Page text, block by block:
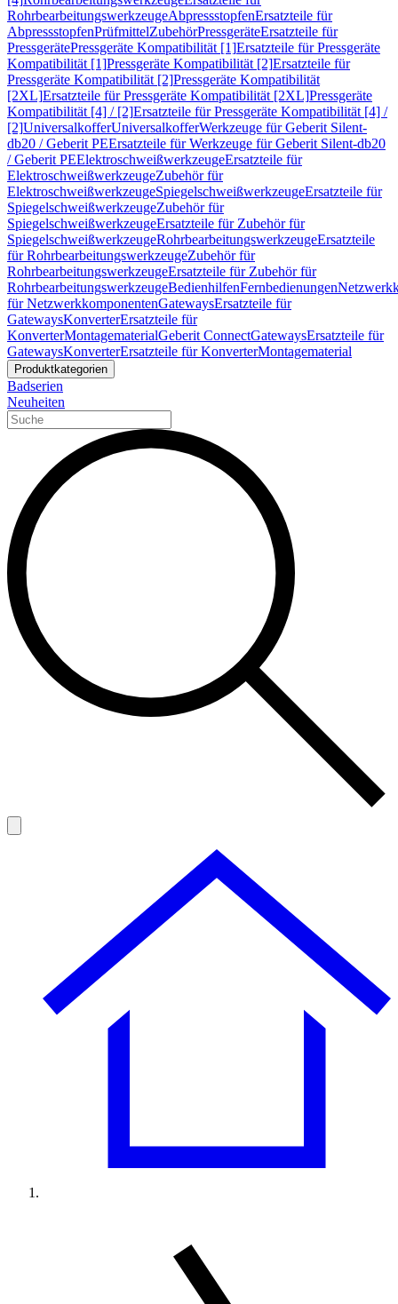
RohrbearbeitungswerkzeugeAbpressstopfenErsatzteile für
AbpressstopfenPrüfmittelZubehörPressgeräteErsatzteile für
PressgerätePressgeräte Kompatibilität [1]Ersatzteile für Pressgeräte
Kompatibilität [1]Pressgeräte Kompatibilität [2]Ersatzteile für
Pressgeräte Kompatibilität [2]Pressgeräte Kompatibilität
[2XL]Ersatzteile für Pressgeräte Kompatibilität [2XL]Pressgeräte
Kompatibilität [4] / [2]Ersatzteile für Pressgeräte Kompatibilität [4] /
[2]UniversalkofferUniversalkofferWerkzeuge für Geberit Silent-
db20 / Geberit PEErsatzteile für Werkzeuge für Geberit Silent-db20
/ Geberit PEElektroschweißwerkzeugeErsatzteile für
ElektroschweißwerkzeugeZubehör für
ElektroschweißwerkzeugeSpiegelschweißwerkzeugeErsatzteile für
SpiegelschweißwerkzeugeZubehör für
SpiegelschweißwerkzeugeErsatzteile für Zubehör für
SpiegelschweißwerkzeugeRohrbearbeitungswerkzeugeErsatzteile
für RohrbearbeitungswerkzeugeZubehör für
RohrbearbeitungswerkzeugeErsatzteile für Zubehör für
RohrbearbeitungswerkzeugeBedienhilfenFernbedienungen
für NetzwerkkomponentenGatewaysErsatzteile für
GatewaysKonverterErsatzteile für
KonverterMontagematerialGeberit ConnectGatewaysErsatzteile für
GatewaysKonverterErsatzteile für KonverterMontagematerial
Produktkategorien
Badserien
Neuheiten